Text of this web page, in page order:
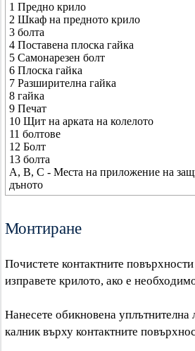
1 Предно крило
2 Шкаф на предното крило
3 болта
4 Поставена плоска гайка
5 Самонарезен болт
6 Плоска гайка
7 Разширителна гайка
8 гайка
9 Печат
10 Щит на арката на колелото
11 болтове
12 Болт
13 болта
A, B, C - Места на приложение на
дъното
Монтиране
Почистете контактните
изправете крилото, ако е
Нанесете обикновена уплътнителна
калник върху контактните